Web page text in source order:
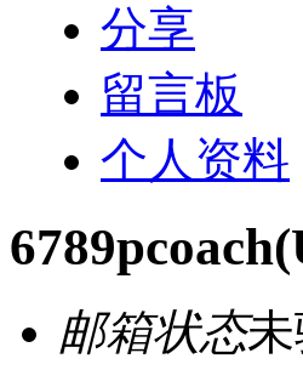
分享
留言板
个人资料
6789pcoach
邮箱状态